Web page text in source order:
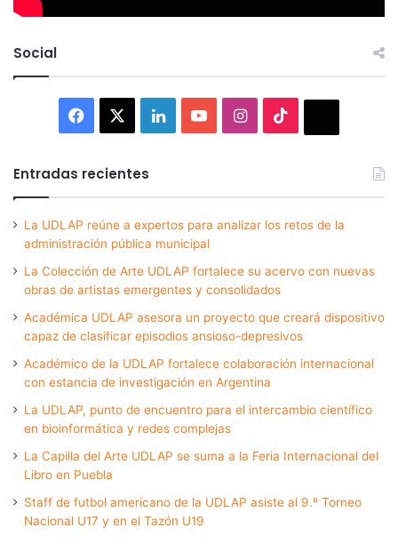
Social
Facebook LinkedInYouTubeInstagram
Entradas recientes
La UDLAP reúne a expertos para analizar los retos de la
administración pública municipal
La Colección de Arte UDLAP fortalece su acervo con nuevas
obras de artistas emergentes y consolidados
Académica UDLAP asesora un proyecto que creará dispositivo
capaz de clasificar episodios ansioso-depresivos
Académico de la UDLAP fortalece colaboración internacional
con estancia de investigación en Argentina
La UDLAP, punto de encuentro para el intercambio científico
en bioinformática y redes complejas
La Capilla del Arte UDLAP se suma a la Feria Internacional del
Libro en Puebla
Staff de futbol americano de la UDLAP asiste al 9.º Torneo
Nacional U17 y en el Tazón U19